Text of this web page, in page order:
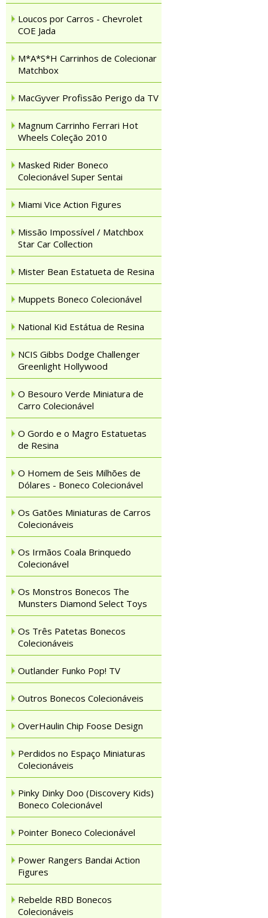
Loucos por Carros - Chevrolet
COE Jada
M*A*S*H Carrinhos de Colecionar
Matchbox
MacGyver Profissão Perigo da TV
Magnum Carrinho Ferrari Hot
Wheels Coleção 2010
Masked Rider Boneco
Colecionável Super Sentai
Miami Vice Action Figures
Missão Impossível / Matchbox
Star Car Collection
Mister Bean Estatueta de Resina
Muppets Boneco Colecionável
National Kid Estátua de Resina
NCIS Gibbs Dodge Challenger
Greenlight Hollywood
O Besouro Verde Miniatura de
Carro Colecionável
O Gordo e o Magro Estatuetas
de Resina
O Homem de Seis Milhões de
Dólares - Boneco Colecionável
Os Gatões Miniaturas de Carros
Colecionáveis
Os Irmãos Coala Brinquedo
Colecionável
Os Monstros Bonecos The
Munsters Diamond Select Toys
Os Três Patetas Bonecos
Colecionáveis
Outlander Funko Pop! TV
Outros Bonecos Colecionáveis
OverHaulin Chip Foose Design
Perdidos no Espaço Miniaturas
Colecionáveis
Pinky Dinky Doo (Discovery Kids)
Boneco Colecionável
Pointer Boneco Colecionável
Power Rangers Bandai Action
Figures
Rebelde RBD Bonecos
Colecionáveis